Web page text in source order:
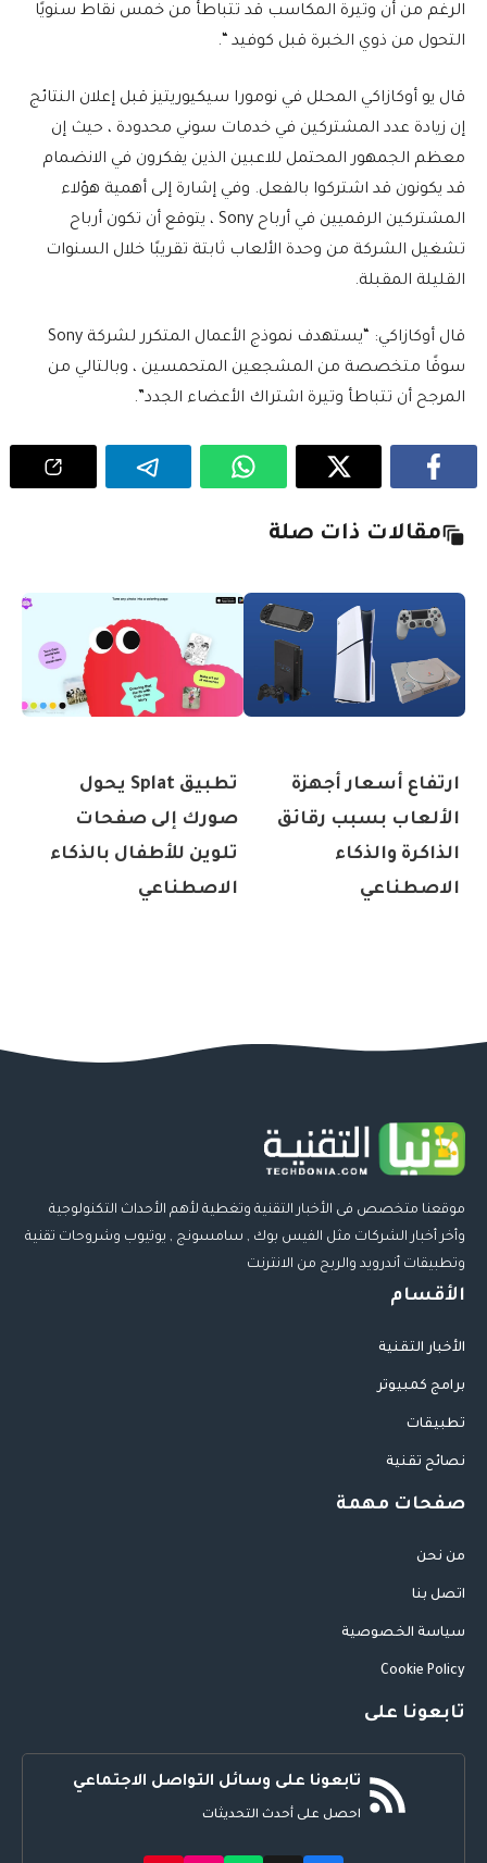
الرغم من أن وتيرة المكاسب قد تتباطأ من خمس نقاط سنويًا
التحول من ذوي الخبرة قبل كوفيد “.
قال يو أوكازاكي المحلل في نومورا سيكيوريتيز قبل إعلان النتائج
إن زيادة عدد المشتركين في خدمات سوني محدودة ، حيث إن
معظم الجمهور المحتمل للاعبين الذين يفكرون في الانضمام
قد يكونون قد اشتركوا بالفعل. وفي إشارة إلى أهمية هؤلاء
المشتركين الرقميين في أرباح Sony ، يتوقع أن تكون أرباح
تشغيل الشركة من وحدة الألعاب ثابتة تقريبًا خلال السنوات
القليلة المقبلة.
قال أوكازاكي: “يستهدف نموذج الأعمال المتكرر لشركة Sony
سوقًا متخصصة من المشجعين المتحمسين ، وبالتالي من
المرجح أن تتباطأ وتيرة اشتراك الأعضاء الجدد”.
مقالات ذات صلة
ارتفاع أسعار أجهزة
الألعاب بسبب رقائق
الذاكرة والذكاء
الاصطناعي
تطبيق Splat يحول
صورك إلى صفحات
تلوين للأطفال بالذكاء
الاصطناعي
موقعنا متخصص فى الأخبار التقنية وتغطية لأهم الأحداث التكنولوجية
وأخر أخبار الشركات مثل الفيس بوك , سامسونج , يوتيوب وشروحات تقنية
وتطبيقات أندرويد والربح من الانترنت
الأقسام
الأخبار التقنية
برامج كمبيوتر
تطبيقات
نصائح تقنية
صفحات مهمة
من نحن
اتصل بنا
سياسة الخصوصية
Cookie Policy
تابعونا على
تابعونا على وسائل التواصل الاجتماعي
احصل على أحدث التحديثات